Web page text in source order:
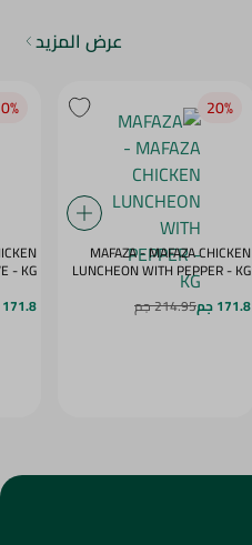
عرض المزيد
20‎%‎
MAFAZA - MAFAZA CHICKEN
LUNCHEON WITH PEPPER - KG
171.8 جم
214.95 جم
- KG
171.8 جم